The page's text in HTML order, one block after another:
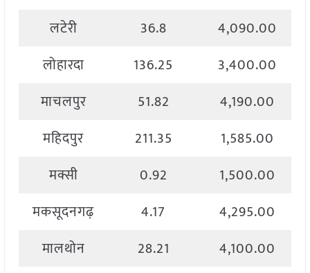
लटेरी
36.8
4,090.00
लोहारदा
136.25
3,400.00
माचलपुर
51.82
4,190.00
महिदपुर
211.35
1,585.00
मक्सी
0.92
1,500.00
मकसूदनगढ़
4.17
4,295.00
मालथोन
28.21
4,100.00